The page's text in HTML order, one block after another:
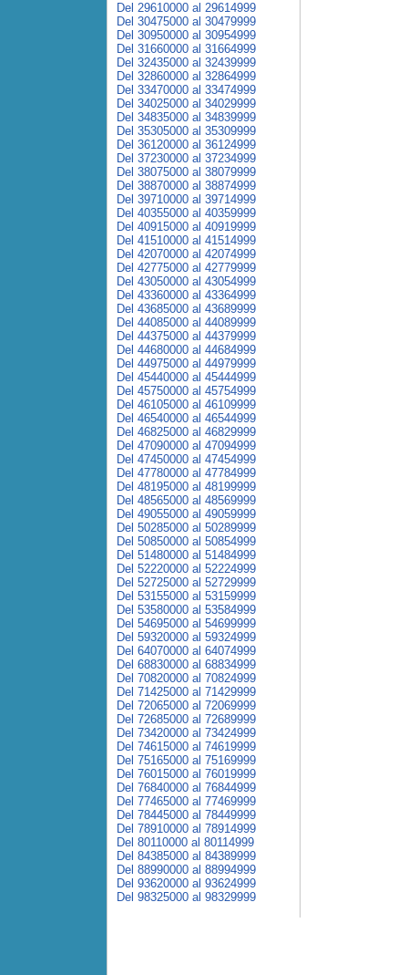
Del 29610000 al 29614999
Del 30475000 al 30479999
Del 30950000 al 30954999
Del 31660000 al 31664999
Del 32435000 al 32439999
Del 32860000 al 32864999
Del 33470000 al 33474999
Del 34025000 al 34029999
Del 34835000 al 34839999
Del 35305000 al 35309999
Del 36120000 al 36124999
Del 37230000 al 37234999
Del 38075000 al 38079999
Del 38870000 al 38874999
Del 39710000 al 39714999
Del 40355000 al 40359999
Del 40915000 al 40919999
Del 41510000 al 41514999
Del 42070000 al 42074999
Del 42775000 al 42779999
Del 43050000 al 43054999
Del 43360000 al 43364999
Del 43685000 al 43689999
Del 44085000 al 44089999
Del 44375000 al 44379999
Del 44680000 al 44684999
Del 44975000 al 44979999
Del 45440000 al 45444999
Del 45750000 al 45754999
Del 46105000 al 46109999
Del 46540000 al 46544999
Del 46825000 al 46829999
Del 47090000 al 47094999
Del 47450000 al 47454999
Del 47780000 al 47784999
Del 48195000 al 48199999
Del 48565000 al 48569999
Del 49055000 al 49059999
Del 50285000 al 50289999
Del 50850000 al 50854999
Del 51480000 al 51484999
Del 52220000 al 52224999
Del 52725000 al 52729999
Del 53155000 al 53159999
Del 53580000 al 53584999
Del 54695000 al 54699999
Del 59320000 al 59324999
Del 64070000 al 64074999
Del 68830000 al 68834999
Del 70820000 al 70824999
Del 71425000 al 71429999
Del 72065000 al 72069999
Del 72685000 al 72689999
Del 73420000 al 73424999
Del 74615000 al 74619999
Del 75165000 al 75169999
Del 76015000 al 76019999
Del 76840000 al 76844999
Del 77465000 al 77469999
Del 78445000 al 78449999
Del 78910000 al 78914999
Del 80110000 al 80114999
Del 84385000 al 84389999
Del 88990000 al 88994999
Del 93620000 al 93624999
Del 98325000 al 98329999